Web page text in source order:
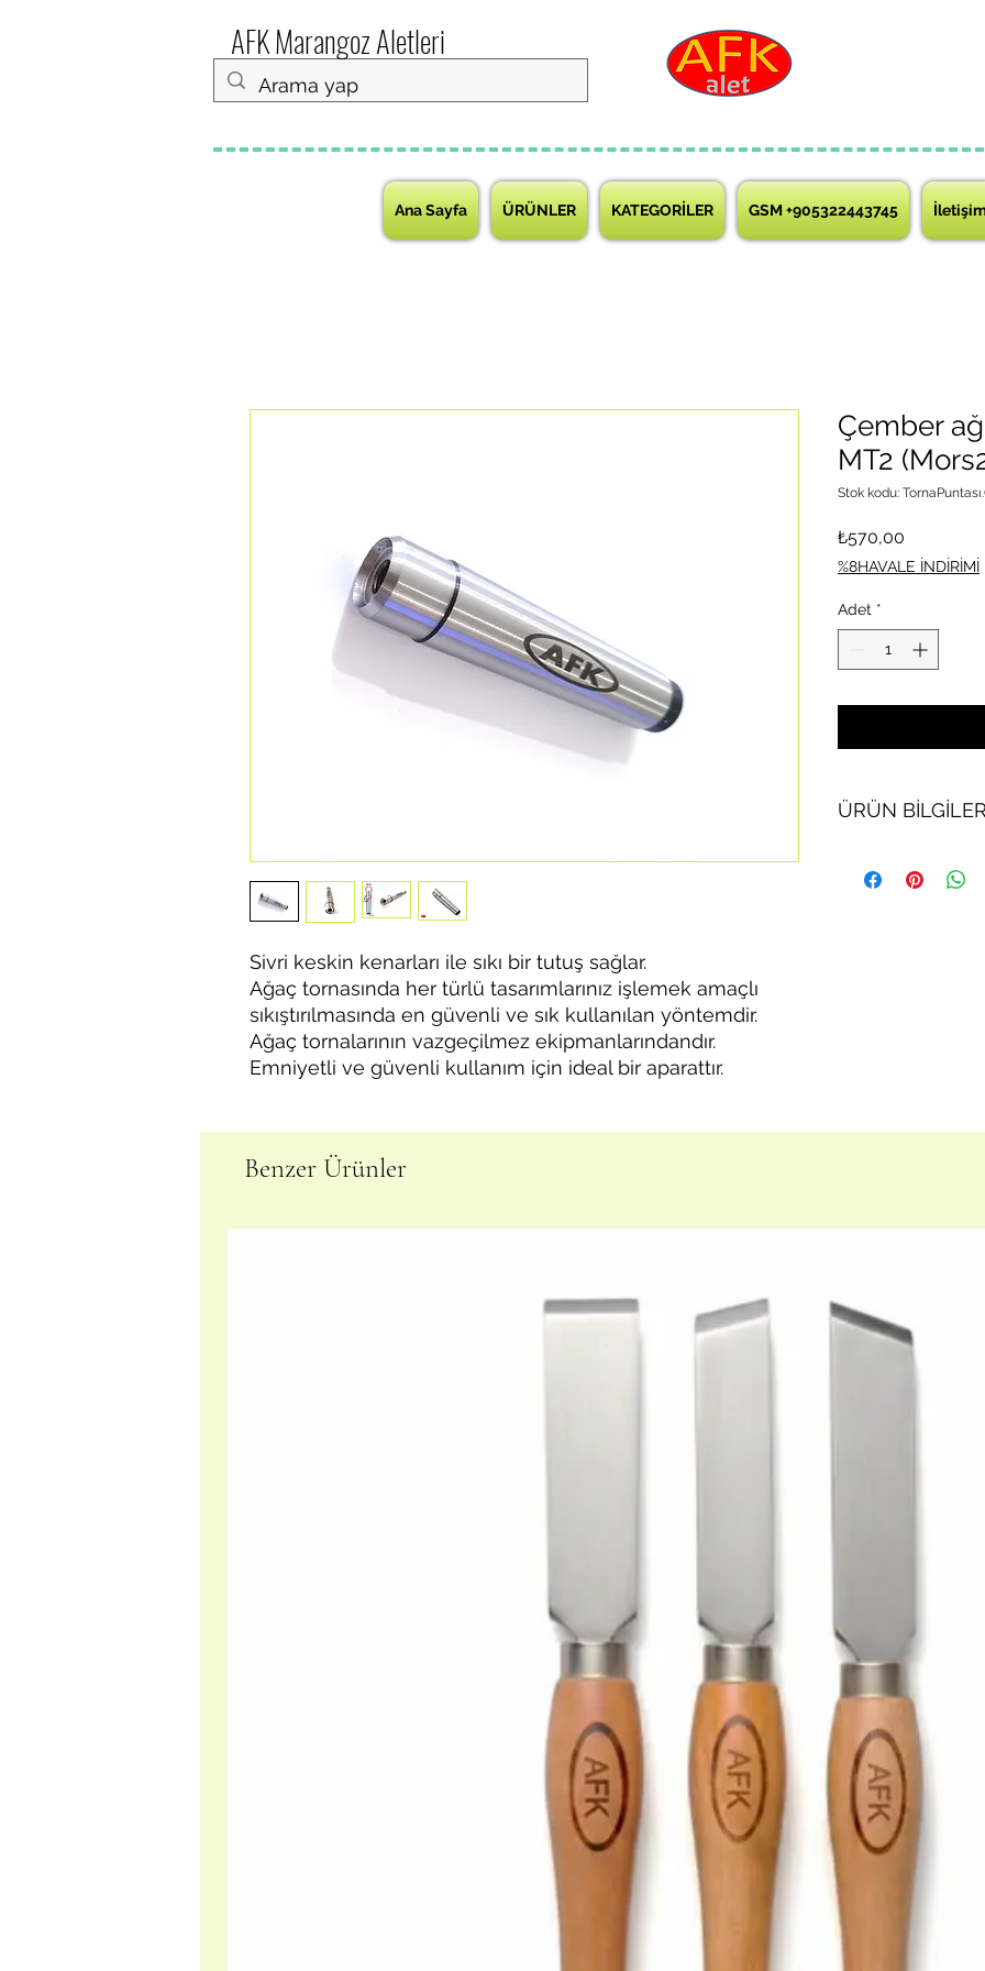
AFK Marangoz Aletleri
Ana Sayfa ÜRÜNLER KATEGORİLER GSM +905322443745
Sivri keskin kenarları ile sıkı bir tutuş sağlar.
Ağaç tornasında her türlü tasarımlarınız işlemek amaçlı
sıkıştırılmasında en güvenli ve sık kullanılan yöntemdir.
Ağaç tornalarının vazgeçilmez ekipmanlarındandır.
Emniyetli ve güvenli kullanım için ideal bir aparattır.
Çember
MT2
Stok kodu:
₺570,00
%8HAVALE İNDİRİMİ
Adet *
ÜRÜN
Yüksek kalite özel
Benzer Ürünler